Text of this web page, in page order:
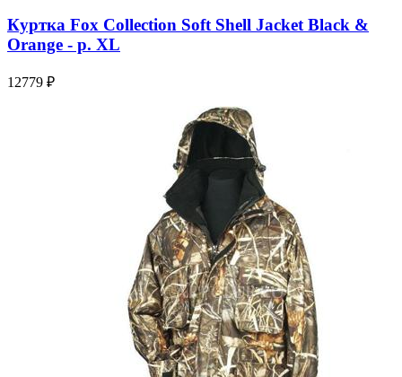
Куртка Fox Collection Soft Shell Jacket Black &
Orange - р. XL
12779 ₽